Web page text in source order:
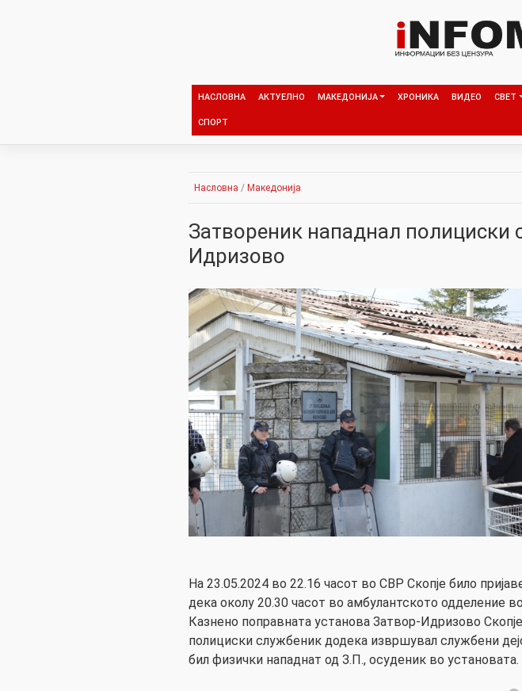
НАСЛОВНА АКТУЕЛНО МАКЕДОНИЈА ХРОНИКА ВИДЕО СВЕТ
СПОРТ
Насловна / Македонија
Затвореник нападнал полициски
Идризово
На 23.05.2024 во 22.16 часот во СВР Скопје било
дека околу 20.30 часот во амбулантското одделение во
Казнено поправната установа Затвор-Идризово
полициски службеник додека извршувал службени
бил физички нападнат од З.П., осуденик во установата.